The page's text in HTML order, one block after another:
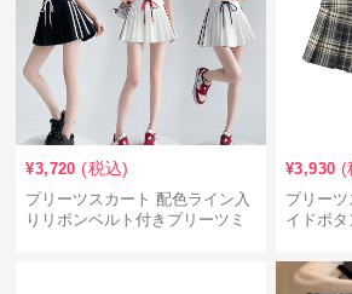
¥3,720 (税込)
プリーツスカート 配色ライン入
りリボンベルト付きプリーツミ
¥3,930 (
プリー
イドボ